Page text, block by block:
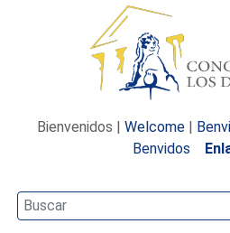
Bienvenidos | Welcome |
Benvidos